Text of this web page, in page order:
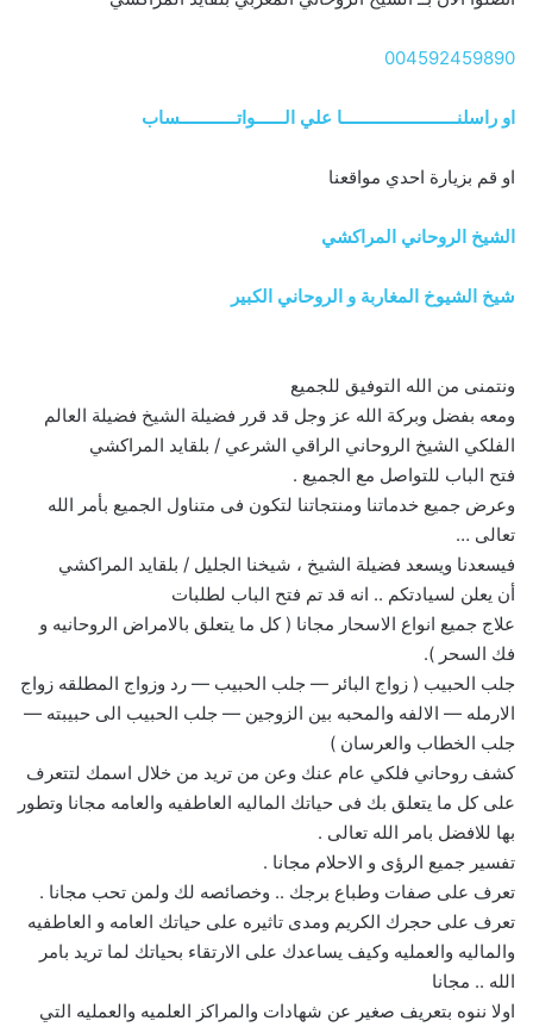
004592459890
او راسلنــــــــــــــــــــــــا علي الــــــواتــــــــــــساب
او قم بزيارة احدي مواقعنا
الشيخ الروحاني المراكشي
شيخ الشيوخ المغاربة و الروحاني الكبير
ونتمنى من الله التوفيق للجميع
ومعه بفضل وبركة الله عز وجل قد قرر فضيلة الشيخ فضيلة العالم
الفلكي الشيخ الروحاني الراقي الشرعي / بلقايد المراكشي
فتح الباب للتواصل مع الجميع .
وعرض جميع خدماتنا ومنتجاتنا لتكون فى متناول الجميع بأمر الله
تعالى …
فيسعدنا ويسعد فضيلة الشيخ ، شيخنا الجليل / بلقايد المراكشي
أن يعلن لسيادتكم .. انه قد تم فتح الباب لطلبات
علاج جميع انواع الاسحار مجانا ( كل ما يتعلق بالامراض الروحانيه و
فك السحر ).
جلب الحبيب ( زواج البائر — جلب الحبيب — رد وزواج المطلقه زواج
الارمله — الالفه والمحبه بين الزوجين — جلب الحبيب الى حبيبته —
جلب الخطاب والعرسان )
كشف روحاني فلكي عام عنك وعن من تريد من خلال اسمك لتتعرف
على كل ما يتعلق بك فى حياتك الماليه العاطفيه والعامه مجانا وتطور
بها للافضل بامر الله تعالى .
تفسير جميع الرؤى و الاحلام مجانا .
تعرف على صفات وطباع برجك .. وخصائصه لك ولمن تحب مجانا .
تعرف على حجرك الكريم ومدى تاثيره على حياتك العامه و العاطفيه
والماليه والعمليه وكيف يساعدك على الارتقاء بحياتك لما تريد بامر
الله .. مجانا
اولا ننوه بتعريف صغير عن شهادات والمراكز العلميه والعمليه التي